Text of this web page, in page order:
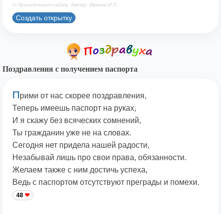
© Принадлежит сайту. Автор: Иванов И.П.
Создать открытку
Поздравления с получением паспорта
Прими от нас скорее поздравления,
Теперь имеешь паспорт на руках,
И я скажу без всяческих сомнений,
Ты гражданин уже не на словах.
Сегодня нет придела нашей радости,
Незабывай лишь про свои права, обязанности.
Желаем также с ним достичь успеха,
Ведь с паспортом отсутствуют преграды и помехи.
48